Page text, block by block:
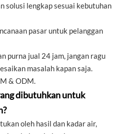
solusi lengkap sesuai kebutuhan
pasar untuk pelanggan
purna jual 24 jam, jangan ragu
masalah kapan saja.
& ODM.
dibutuhkan untuk
oleh hasil dan kadar air,